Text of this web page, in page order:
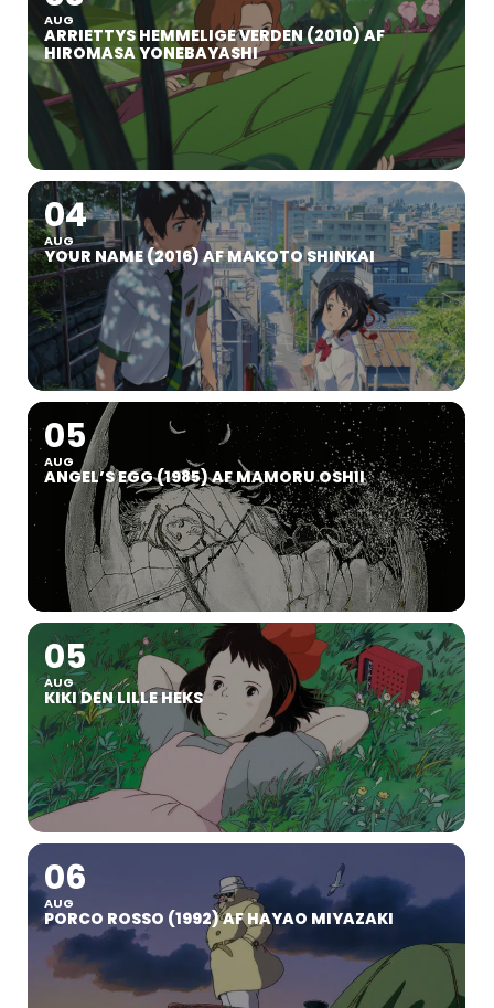
AUG
ARRIETTYS HEMMELIGE VERDEN (2010) AF
HIROMASA YONEBAYASHI
04
AUG
YOUR NAME (2016) AF MAKOTO SHINKAI
05
AUG
ANGEL’S EGG (1985) AF MAMORU OSHII
05
AUG
KIKI DEN LILLE HEKS
06
AUG
PORCO ROSSO (1992) AF HAYAO MIYAZAKI